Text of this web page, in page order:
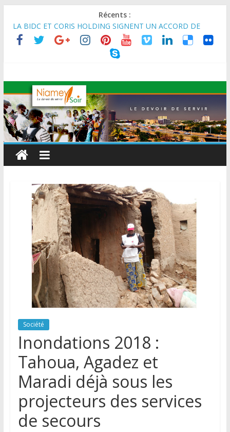
Récents :
MARADI : Le Président de la République, Chef de l’État, S.E le
Général d’Armée Abdourahamane Tiani, est arrivé à Maradi
pour la célébration de la 3ᵉ édition de la Journée Nationale de
FINANCEMENT DE 80 MILLIONS D’EUROS POUR
RENFORCER LES CHAÎNES DE VALEUR ALIMENTAIRES,
ÉNERGÉTIQUES ET AGRICOLES EN AFRIQUE DE L’OUEST
SEMAINE DU KAWAR 2026: Le Ministre de l’Intérieur, le
Général de Division Mohamed TOUMBA a reçu en audience
son homologue du Burkina Faso et délégation du Kawar.
BANQUE MONDIALE : L’IA offre un levier vital aux économies
en développement en panne de croissance (Communiqué)
ministres en charge de l’Environnement du Burkina Faso et du
Société
Inondations 2018 :
Tahoua, Agadez et
Maradi déjà sous les
projecteurs des services
de secours